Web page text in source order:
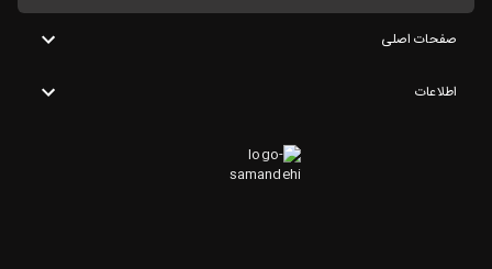
صفحات اصلی
اطلاعات